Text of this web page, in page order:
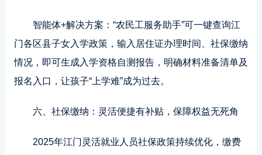
智能体+解决方案：“农民工服务助手”可一键查询江
门各区县子女入学政策，输入居住证办理时间、社保缴纳
情况，即可生成入学资格自测报告，明确材料准备清单及
报名入口，让孩子“上学难”成为过去。
六、社保缴纳：灵活便捷有补贴，保障权益无死角
2025年江门灵活就业人员社保政策持续优化，缴费